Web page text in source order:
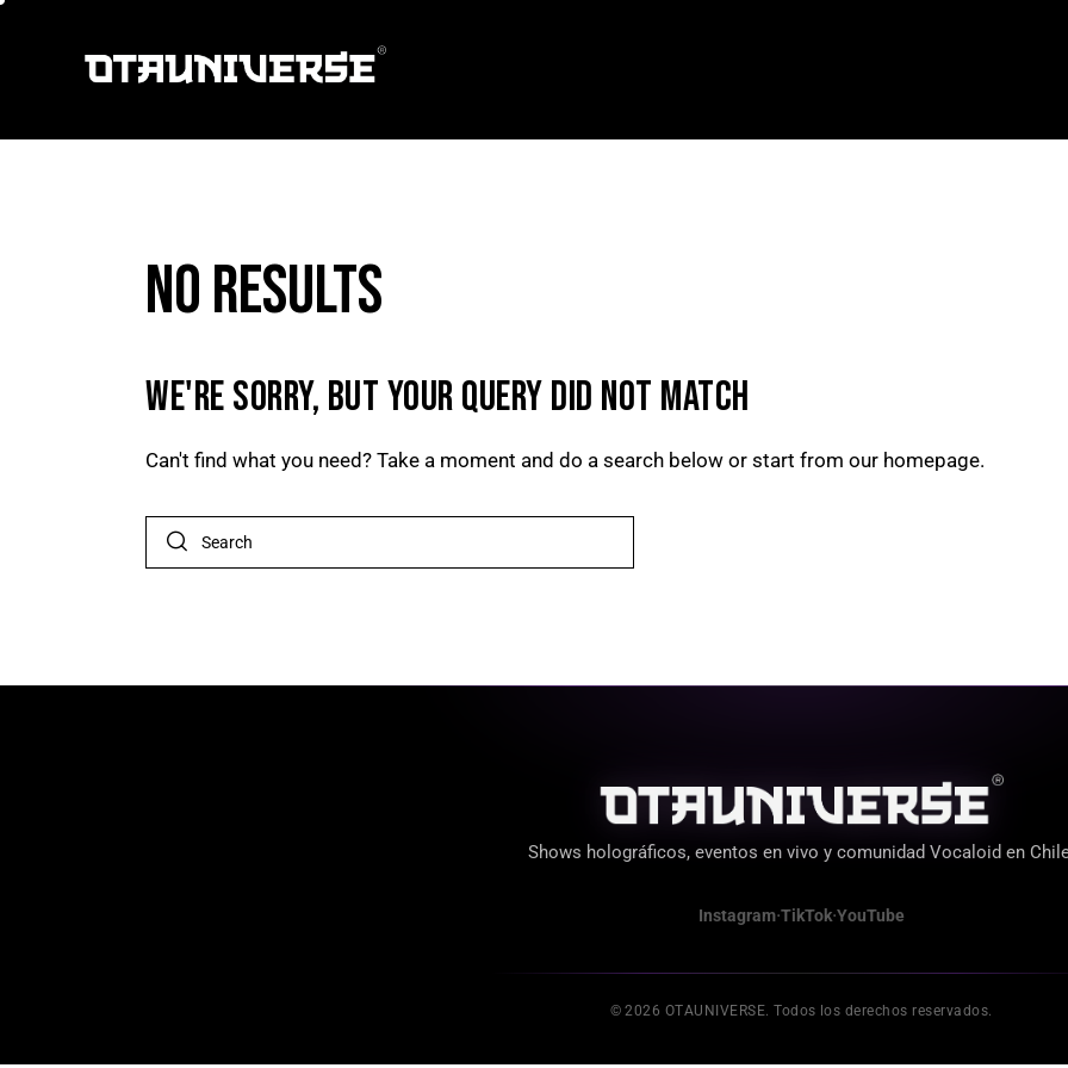
NO RESULTS
WE'RE SORRY, BUT YOUR QUERY DID NOT MATCH
Can't find what you need? Take a moment and do a search below or start from our homepage.
Shows holográficos, eventos en vivo y comunidad Vocaloid en
Instagram·TikTok·YouTube
© 2026 OTAUNIVERSE. Todos los derechos reservados.